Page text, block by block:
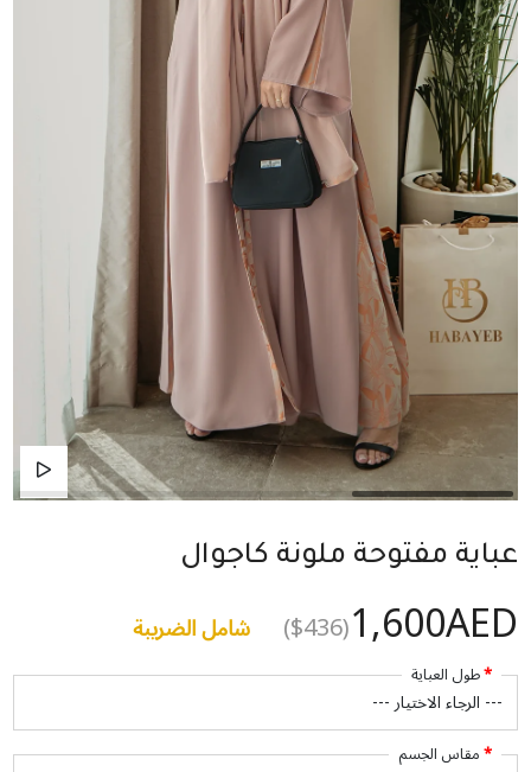
عباية مفتوحة ملونة كاجوال
1,600AED
($436) شامل الضريبة
طول العباية
مقاس الجسم